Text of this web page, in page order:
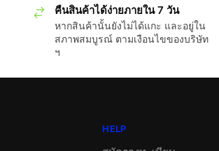
คืนสินค้าได้ง่ายภายใน 7 วัน
หากสินค้านั้นยังไม่ได้แกะ และอยู่ใน
สภาพสมบูรณ์ ตามเงือนไขของบริษัท
ฯ
HELP